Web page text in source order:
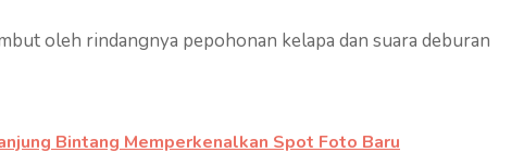
oleh rindangnya pepohonan kelapa dan suara deburan
Bintang Memperkenalkan Spot Foto Baru